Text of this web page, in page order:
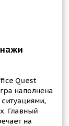
Quest
наполнена
Главный
на